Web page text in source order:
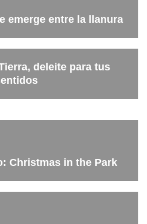
emerge entre la llanura
deleite para tus
Christmas in the Park